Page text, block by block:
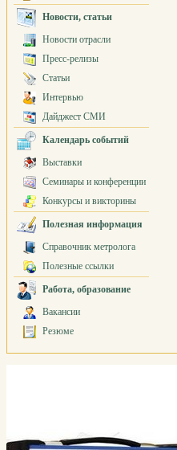
Новости, статьи
Новости отрасли
Пресс-релизы
Статьи
Интервью
Дайджест СМИ
Календарь событий
Выставки
Семинары и конференции
Конкурсы и викторины
Полезная информация
Справочник метролога
Полезные ссылки
Работа, образование
Вакансии
Резюме